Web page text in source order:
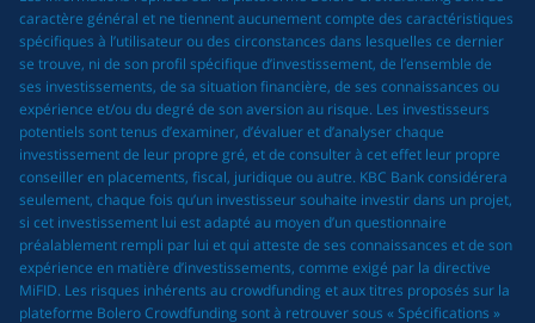
caractère général et ne tiennent aucunement compte des caractéristiques
spécifiques à l’utilisateur ou des circonstances dans lesquelles ce dernier
se trouve, ni de son profil spécifique d’investissement, de l’ensemble de
ses investissements, de sa situation financière, de ses connaissances ou
expérience et/ou du degré de son aversion au risque. Les investisseurs
potentiels sont tenus d’examiner, d’évaluer et d’analyser chaque
investissement de leur propre gré, et de consulter à cet effet leur propre
conseiller en placements, fiscal, juridique ou autre. KBC Bank considérera
seulement, chaque fois qu’un investisseur souhaite investir dans un projet,
si cet investissement lui est adapté au moyen d’un questionnaire
préalablement rempli par lui et qui atteste de ses connaissances et de son
expérience en matière d’investissements, comme exigé par la directive
MiFID. Les risques inhérents au crowdfunding et aux titres proposés sur la
plateforme Bolero Crowdfunding sont à retrouver sous « Spécifications »